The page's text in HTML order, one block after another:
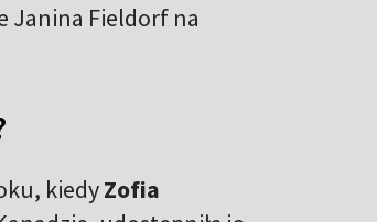
Janina Fieldorf na
kiedyZofia